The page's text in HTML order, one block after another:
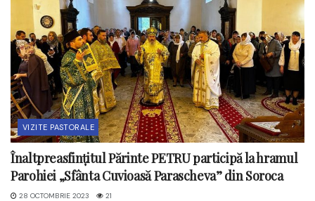
VIZITE PASTORALE
Înaltpreasfințitul Părinte PETRU participă la hramul
Parohiei „Sfânta Cuvioasă Parascheva” din Soroca
28 OCTOMBRIE 2023 21